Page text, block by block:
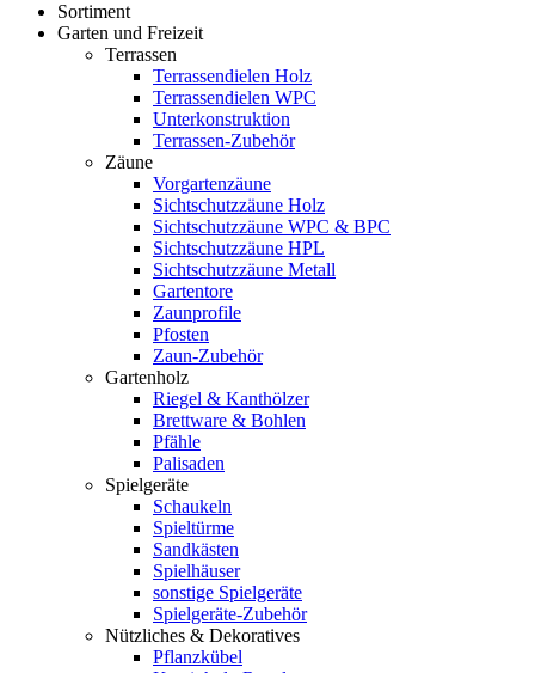
Sortiment
Garten und Freizeit
Terrassen
Terrassendielen Holz
Terrassendielen WPC
Unterkonstruktion
Terrassen-Zubehör
Zäune
Vorgartenzäune
Sichtschutzzäune Holz
Sichtschutzzäune WPC & BPC
Sichtschutzzäune HPL
Sichtschutzzäune Metall
Gartentore
Zaunprofile
Pfosten
Zaun-Zubehör
Gartenholz
Riegel & Kanthölzer
Brettware & Bohlen
Pfähle
Palisaden
Spielgeräte
Schaukeln
Spieltürme
Sandkästen
Spielhäuser
sonstige Spielgeräte
Spielgeräte-Zubehör
Nützliches & Dekoratives
Pflanzkübel